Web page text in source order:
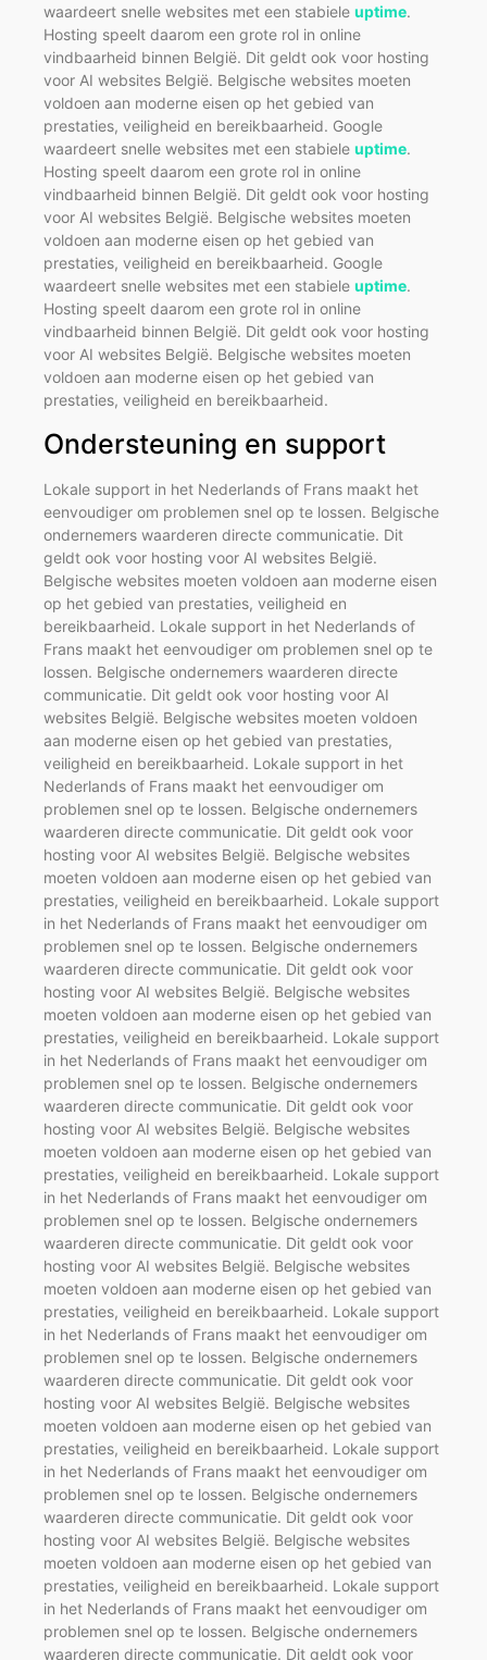
waardeert snelle websites met een stabiele uptime.
Hosting speelt daarom een grote rol in online
vindbaarheid binnen België. Dit geldt ook voor hosting
voor AI websites België. Belgische websites moeten
voldoen aan moderne eisen op het gebied van
prestaties, veiligheid en bereikbaarheid. Google
waardeert snelle websites met een stabiele uptime.
Hosting speelt daarom een grote rol in online
vindbaarheid binnen België. Dit geldt ook voor hosting
voor AI websites België. Belgische websites moeten
voldoen aan moderne eisen op het gebied van
prestaties, veiligheid en bereikbaarheid. Google
waardeert snelle websites met een stabiele uptime.
Hosting speelt daarom een grote rol in online
vindbaarheid binnen België. Dit geldt ook voor hosting
voor AI websites België. Belgische websites moeten
voldoen aan moderne eisen op het gebied van
prestaties, veiligheid en bereikbaarheid.
Ondersteuning en support
Lokale support in het Nederlands of Frans maakt het
eenvoudiger om problemen snel op te lossen. Belgische
ondernemers waarderen directe communicatie. Dit
geldt ook voor hosting voor AI websites België.
Belgische websites moeten voldoen aan moderne eisen
op het gebied van prestaties, veiligheid en
bereikbaarheid. Lokale support in het Nederlands of
Frans maakt het eenvoudiger om problemen snel op te
lossen. Belgische ondernemers waarderen directe
communicatie. Dit geldt ook voor hosting voor AI
websites België. Belgische websites moeten voldoen
aan moderne eisen op het gebied van prestaties,
veiligheid en bereikbaarheid. Lokale support in het
Nederlands of Frans maakt het eenvoudiger om
problemen snel op te lossen. Belgische ondernemers
waarderen directe communicatie. Dit geldt ook voor
hosting voor AI websites België. Belgische websites
moeten voldoen aan moderne eisen op het gebied van
prestaties, veiligheid en bereikbaarheid. Lokale support
in het Nederlands of Frans maakt het eenvoudiger om
problemen snel op te lossen. Belgische ondernemers
waarderen directe communicatie. Dit geldt ook voor
hosting voor AI websites België. Belgische websites
moeten voldoen aan moderne eisen op het gebied van
prestaties, veiligheid en bereikbaarheid. Lokale support
in het Nederlands of Frans maakt het eenvoudiger om
problemen snel op te lossen. Belgische ondernemers
waarderen directe communicatie. Dit geldt ook voor
hosting voor AI websites België. Belgische websites
moeten voldoen aan moderne eisen op het gebied van
prestaties, veiligheid en bereikbaarheid. Lokale support
in het Nederlands of Frans maakt het eenvoudiger om
problemen snel op te lossen. Belgische ondernemers
waarderen directe communicatie. Dit geldt ook voor
hosting voor AI websites België. Belgische websites
moeten voldoen aan moderne eisen op het gebied van
prestaties, veiligheid en bereikbaarheid. Lokale support
in het Nederlands of Frans maakt het eenvoudiger om
problemen snel op te lossen. Belgische ondernemers
waarderen directe communicatie. Dit geldt ook voor
hosting voor AI websites België. Belgische websites
moeten voldoen aan moderne eisen op het gebied van
prestaties, veiligheid en bereikbaarheid. Lokale support
in het Nederlands of Frans maakt het eenvoudiger om
problemen snel op te lossen. Belgische ondernemers
waarderen directe communicatie. Dit geldt ook voor
hosting voor AI websites België. Belgische websites
moeten voldoen aan moderne eisen op het gebied van
prestaties, veiligheid en bereikbaarheid. Lokale support
in het Nederlands of Frans maakt het eenvoudiger om
problemen snel op te lossen. Belgische ondernemers
waarderen directe communicatie. Dit geldt ook voor